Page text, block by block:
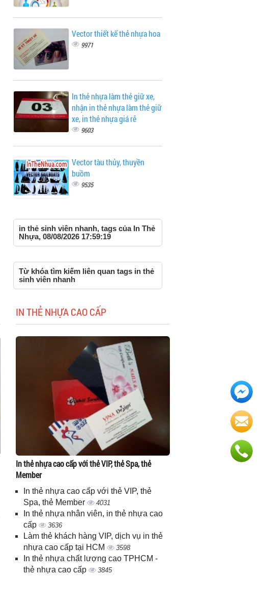
Vector thiết kế thẻ nhựa hoa
9971
In thẻ nhựa làm thẻ giữ xe,
nhận in thẻ nhựa làm thẻ giữ
xe, in thẻ nhựa giá rẻ
9603
Vector tàu thủy, thuyền
buồm
9535
in thẻ sinh viên nhanh, tags của In Thẻ
Nhựa, 08/08/2026 17:59:19
Từ khóa tìm kiếm liên quan tags in thẻ
sinh viên nhanh
IN THẺ NHỰA CAO CẤP
In thẻ nhựa cao cấp với thẻ VIP, thẻ Spa, thẻ
Member
In thẻ nhựa cao cấp với thẻ VIP, thẻ
Spa, thẻ Member
4031
In thẻ nhựa nhân viên, in thẻ nhựa cao
cấp
3636
Làm thẻ khách hàng VIP, dịch vụ in thẻ
nhựa cao cấp tại HCM
3598
In thẻ nhựa chất lượng cao TPHCM -
thẻ nhựa cao cấp
3845